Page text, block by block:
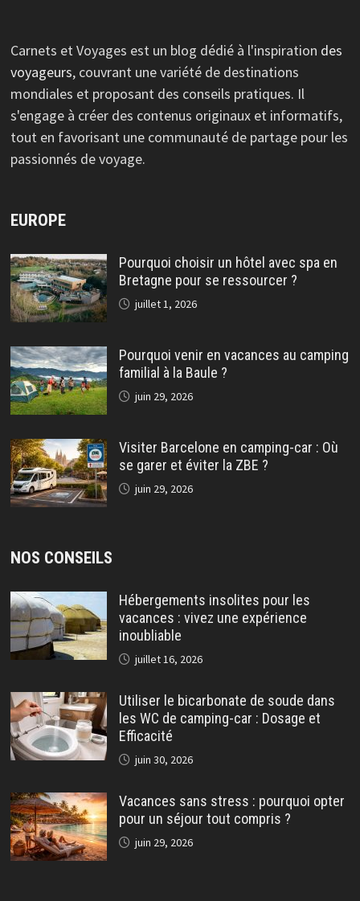
Carnets et Voyages est un blog dédié à l'inspiration des
voyageurs, couvrant une variété de destinations
mondiales et proposant des conseils pratiques. Il
s'engage à créer des contenus originaux et informatifs,
tout en favorisant une communauté de partage pour les
passionnés de voyage.
EUROPE
Pourquoi choisir un hôtel avec spa en
Bretagne pour se ressourcer ?
juillet 1, 2026
Pourquoi venir en vacances au camping
familial à la Baule ?
juin 29, 2026
Visiter Barcelone en camping-car : Où
se garer et éviter la ZBE ?
juin 29, 2026
NOS CONSEILS
Hébergements insolites pour les
vacances : vivez une expérience
inoubliable
juillet 16, 2026
Utiliser le bicarbonate de soude dans
les WC de camping-car : Dosage et
Efficacité
juin 30, 2026
Vacances sans stress : pourquoi opter
pour un séjour tout compris ?
juin 29, 2026